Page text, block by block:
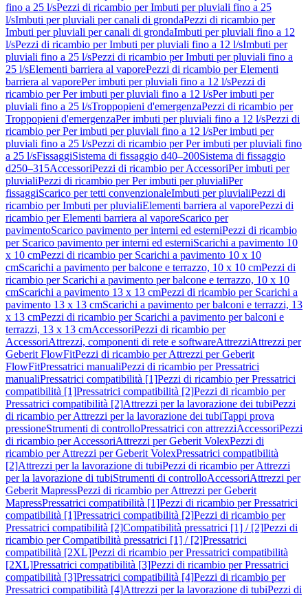
fino a 25 l/sPezzi di ricambio per Imbuti per pluviali fino a 25
l/sImbuti per pluviali per canali di grondaPezzi di ricambio per
Imbuti per pluviali per canali di grondaImbuti per pluviali fino a 12
l/sPezzi di ricambio per Imbuti per pluviali fino a 12 l/sImbuti per
pluviali fino a 25 l/sPezzi di ricambio per Imbuti per pluviali fino a
25 l/sElementi barriera al vaporePezzi di ricambio per Elementi
barriera al vaporePer imbuti per pluviali fino a 12 l/sPezzi di
ricambio per Per imbuti per pluviali fino a 12 l/sPer imbuti per
pluviali fino a 25 l/sTroppopieni d'emergenzaPezzi di ricambio per
Troppopieni d'emergenzaPer imbuti per pluviali fino a 12 l/sPezzi di
ricambio per Per imbuti per pluviali fino a 12 l/sPer imbuti per
pluviali fino a 25 l/sPezzi di ricambio per Per imbuti per pluviali fino
a 25 l/sFissaggiSistema di fissaggio d40–200Sistema di fissaggio
d250–315AccessoriPezzi di ricambio per AccessoriPer imbuti per
pluvialiPezzi di ricambio per Per imbuti per pluvialiPer
fissaggiScarico per tetti convenzionaleImbuti per pluvialiPezzi di
ricambio per Imbuti per pluvialiElementi barriera al vaporePezzi di
ricambio per Elementi barriera al vaporeScarico per
pavimentoScarico pavimento per interni ed esterniPezzi di ricambio
per Scarico pavimento per interni ed esterniScarichi a pavimento 10
x 10 cmPezzi di ricambio per Scarichi a pavimento 10 x 10
cmScarichi a pavimento per balcone e terrazzo, 10 x 10 cmPezzi di
ricambio per Scarichi a pavimento per balcone e terrazzo, 10 x 10
cmScarichi a pavimento 13 x 13 cmPezzi di ricambio per Scarichi a
pavimento 13 x 13 cmScarichi a pavimento per balconi e terrazzi, 13
x 13 cmPezzi di ricambio per Scarichi a pavimento per balconi e
terrazzi, 13 x 13 cmAccessoriPezzi di ricambio per
AccessoriAttrezzi, componenti di rete e softwareAttrezziAttrezzi per
Geberit FlowFitPezzi di ricambio per Attrezzi per Geberit
FlowFitPressatrici manualiPezzi di ricambio per Pressatrici
manualiPressatrici compatibilità [1]Pezzi di ricambio per Pressatrici
compatibilità [1]Pressatrici compatibilità [2]Pezzi di ricambio per
Pressatrici compatibilità [2]Attrezzi per la lavorazione dei tubiPezzi
di ricambio per Attrezzi per la lavorazione dei tubiTappi prova
pressioneStrumenti di controlloPressatrici con attrezziAccessoriPezzi
di ricambio per AccessoriAttrezzi per Geberit VolexPezzi di
ricambio per Attrezzi per Geberit VolexPressatrici compatibilità
[2]Attrezzi per la lavorazione di tubiPezzi di ricambio per Attrezzi
per la lavorazione di tubiStrumenti di controlloAccessoriAttrezzi per
Geberit MapressPezzi di ricambio per Attrezzi per Geberit
MapressPressatrici compatibilità [1]Pezzi di ricambio per Pressatrici
compatibilità [1]Pressatrici compatibilità [2]Pezzi di ricambio per
Pressatrici compatibilità [2]Compatibilità pressatrici [1] / [2]Pezzi di
ricambio per Compatibilità pressatrici [1] / [2]Pressatrici
compatibilità [2XL]Pezzi di ricambio per Pressatrici compatibilità
[2XL]Pressatrici compatibilità [3]Pezzi di ricambio per Pressatrici
compatibilità [3]Pressatrici compatibilità [4]Pezzi di ricambio per
Pressatrici compatibilità [4]Attrezzi per la lavorazione di tubiPezzi di